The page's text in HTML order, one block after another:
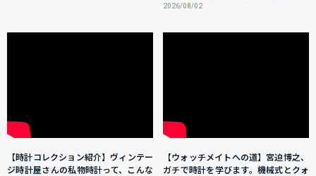
2026/08/02
【時計コレクション紹介】ヴィンテー
ジ時計屋さんの私物時計って、こんな
【ウォッチメイトへの道】宮迫博之、
ガチで時計を学びます。機械式とクォ